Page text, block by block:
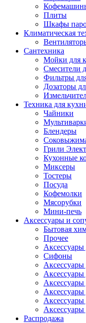
Плиты
Шкафы
Климатическая
Сантехника
Мойки для
Смесители
Фильтры
Дозаторы
Техника для
Чайники
Блендеры
Грили
Кухонные
Миксеры
Тостеры
Посуда
Кофемолки
Мясорубки
Мини-печь
Аксессуары и
Бытовая
Прочее
Аксессуары
Сифоны
Аксессуары
Распродажа